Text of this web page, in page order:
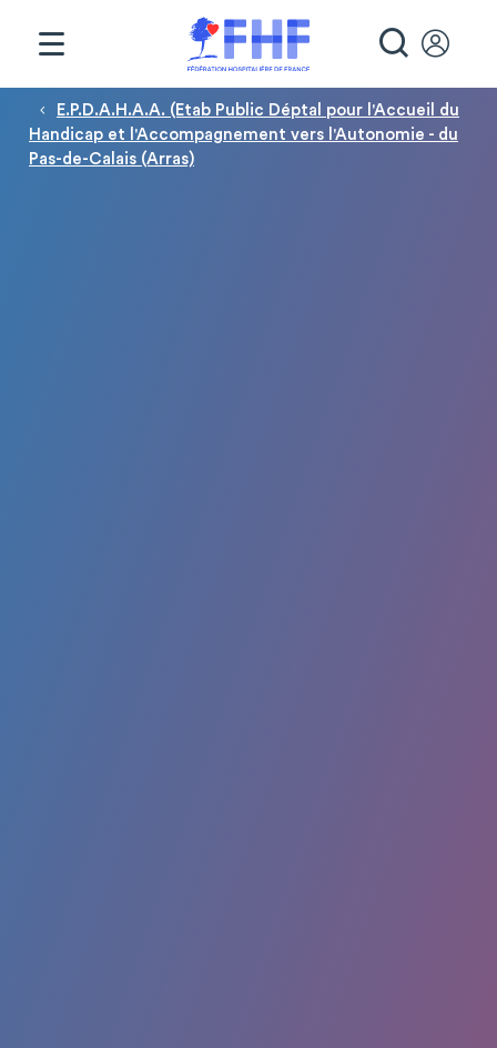
Fil d'Ariane
E.P.D.A.H.A.A. (Etab Public Déptal pour l'Accueil du
Handicap et l'Accompagnement vers l'Autonomie - du
Pas-de-Calais (Arras)
Panneau de gestion des cookies